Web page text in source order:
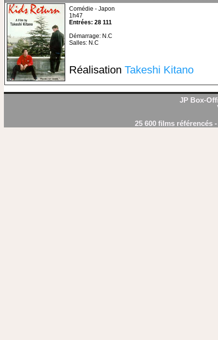
Comédie - Japon
1h47
Entrées: 28 111
Démarrage: N.C
Salles: N.C
Réalisation Takeshi Kitano
JP Box-
25 600 films référencés